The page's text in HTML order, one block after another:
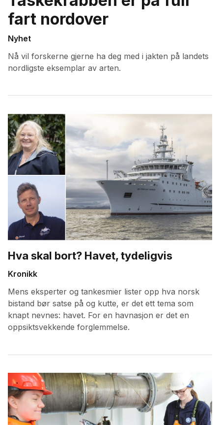
fart nordover
Nyhet
Nå vil forskerne gjerne ha deg med i jakten på landets
nordligste eksemplar av arten.
Hva skal bort? Havet, tydeligvis
Kronikk
Mens eksperter og tankesmier lister opp hva norsk
bistand bør satse på og kutte, er det ett tema som
knapt nevnes: havet. For en havnasjon er det en
oppsiktsvekkende forglemmelse.